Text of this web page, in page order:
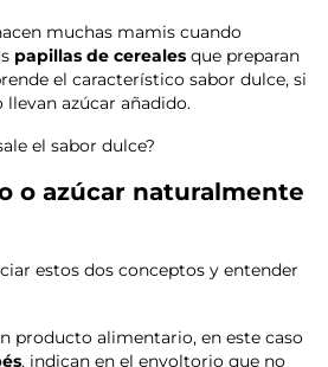
muchas mamis cuando
papillas de cereales que preparan
el característico sabor dulce, si
llevan azúcar añadido.
el sabor dulce?
o azúcar naturalmente
estos dos conceptos y entender
producto alimentario, en este caso
, indican en el envoltorio que no